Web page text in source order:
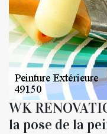
WK
la pose de la